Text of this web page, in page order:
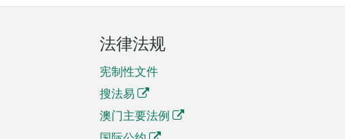
法律法规
宪制性文件
搜法易
澳门主要法例